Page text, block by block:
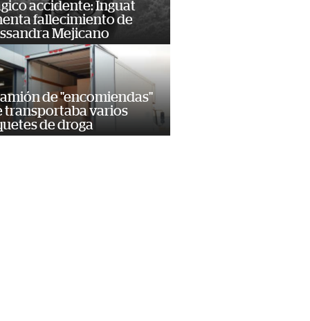
accidente: Inguat
fallecimiento de
Mejicano
de "encomiendas"
transportaba varios
de droga